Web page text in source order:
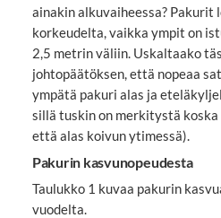
ainakin alkuvaiheessa?
korkeudelta, vaikka ympit on
2,5 metrin väliin. Uskaltaako
johtopäätöksen, että nopeaa
ympätä pakuri alas ja
sillä tuskin on merkitystä
että alas koivun ytimessä).
Pakurin kasvunopeudesta
Taulukko 1 kuvaa pakurin
vuodelta.